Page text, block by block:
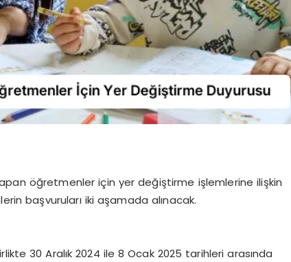
öğretmenler için yer değiştirme işlemlerine ilişkin
başvuruları iki aşamada alınacak.
30 Aralık 2024 ile 8 Ocak 2025 tarihleri arasında